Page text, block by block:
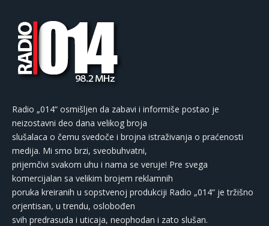
Radio „014“ osmišljen da zabavi i informiše postao je
neizostavni deo dana velikog broja
slušalaca o čemu svedoče i brojna istraživanja o praćenosti
medija. Mi smo brzi, sveobuhvatni,
prijemčivi svakom uhu i nama se veruje! Pre svega
komercijalan sa velikim brojem reklamnih
poruka kreiranih u sopstvenoj produkciji Radio „014“ je tržišno
orjentisan, u trendu, oslobođen
svih predrasuda i uticaja, neophodan i zato slušan.